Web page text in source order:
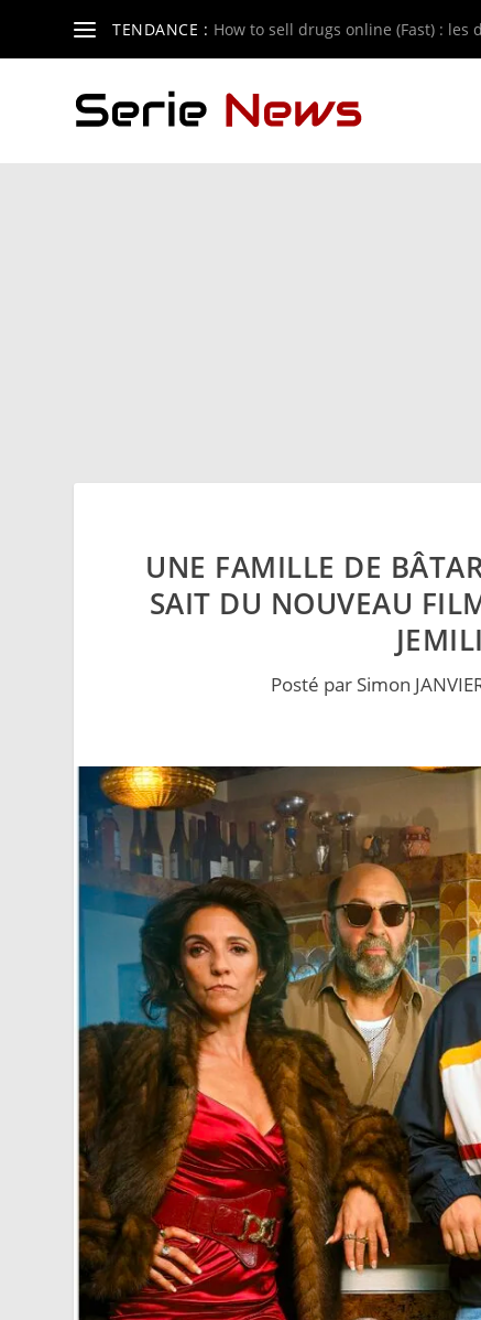
TENDANCE : How to sell drugs online (Fast) : les
UNE FAMILLE DE
SAIT DU NOUVEAU
Posté par Simon